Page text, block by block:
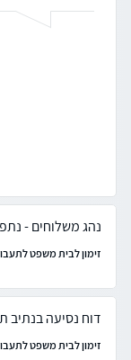
נהג משלוחים -
זימון לבית משפט
דוח נסיעה בנתיב
זימון לבית משפט